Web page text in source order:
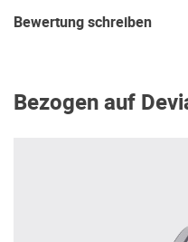
Bewertung schreiben
Bezogen auf